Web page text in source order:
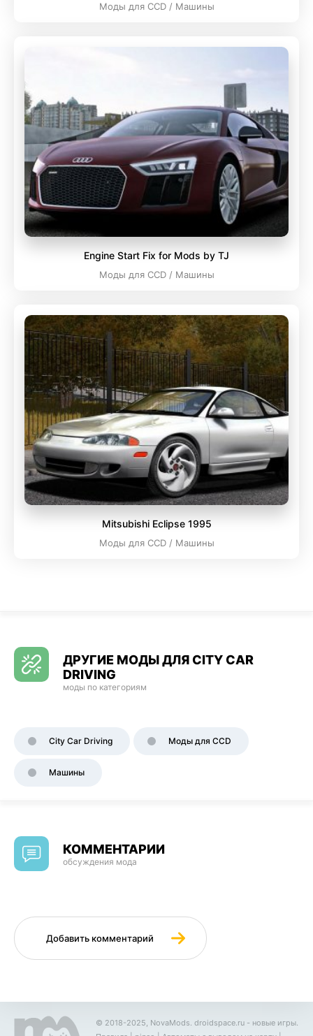
Моды для CCD / Машины
Engine Start Fix for Mods by TJ
Моды для CCD / Машины
Mitsubishi Eclipse 1995
Моды для CCD / Машины
ДРУГИЕ МОДЫ ДЛЯ CITY CAR
DRIVING
моды по категориям
City Car Driving Моды для CCD
Машины
КОММЕНТАРИИ
обсуждения мода
Добавить комментарий
© 2018-2025, NovaMods. droidspace.ru - новые игры.